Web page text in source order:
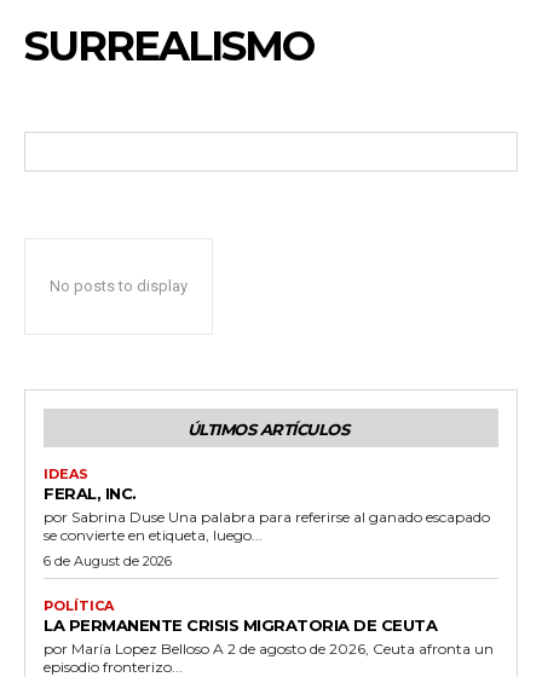
SURREALISMO
No posts to display
ÚLTIMOS ARTÍCULOS
IDEAS
FERAL, INC.
por Sabrina Duse Una palabra para referirse al ganado escapado
se convierte en etiqueta, luego...
6 de August de 2026
POLÍTICA
LA PERMANENTE CRISIS MIGRATORIA DE CEUTA
por María Lopez Belloso A 2 de agosto de 2026, Ceuta afronta un
episodio fronterizo...